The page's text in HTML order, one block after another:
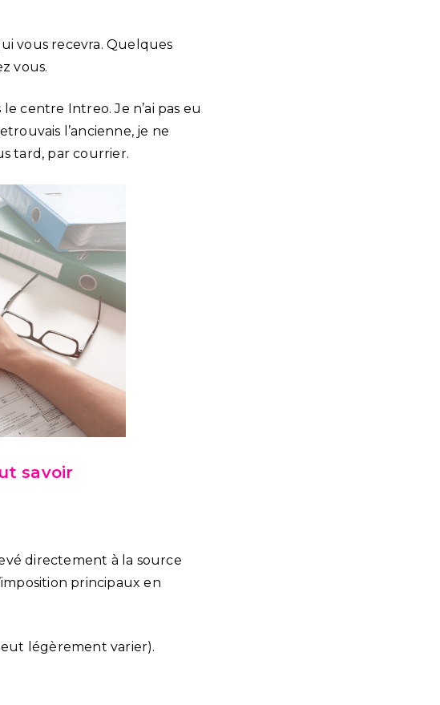
vous recevra. Quelques
vous.
centre Intreo. Je n’ai pas eu
l’ancienne, je ne
tard, par courrier.
savoir
directement à la source
principaux en
légèrement varier).